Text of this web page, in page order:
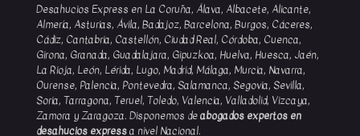
Desahucios Express en La Coruña, Álava, Albacete, Alicante,
Almería, Asturias, Ávila, Badajoz, Barcelona, Burgos, Cáceres,
Cádiz, Cantabria, Castellón, Ciudad Real, Córdoba, Cuenca,
Girona, Granada, Guadalajara, Gipuzkoa, Huelva, Huesca, Jaén,
La Rioja, León, Lérida, Lugo, Madrid, Málaga, Murcia, Navarra,
Ourense, Palencia, Pontevedra, Salamanca, Segovia, Sevilla,
Soria, Tarragona, Teruel, Toledo, Valencia, Valladolid, Vizcaya,
Zamora y Zaragoza. Disponemos deabogados expertos en
desahucios expressa nivel Nacional.